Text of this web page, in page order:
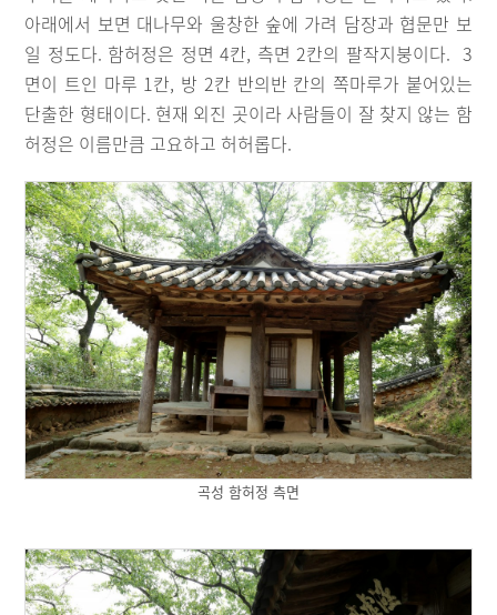
아래에서 보면 대나무와 울창한 숲에 가려 담장과 협문만 보
일 정도다. 함허정은 정면 4칸, 측면 2칸의 팔작지붕이다. 3
면이 트인 마루 1칸, 방 2칸 반의반 칸의 쪽마루가 붙어있는
단출한 형태이다. 현재 외진 곳이라 사람들이 잘 찾지 않는 함
허정은 이름만큼 고요하고 허허롭다.
곡성 함허정 측면